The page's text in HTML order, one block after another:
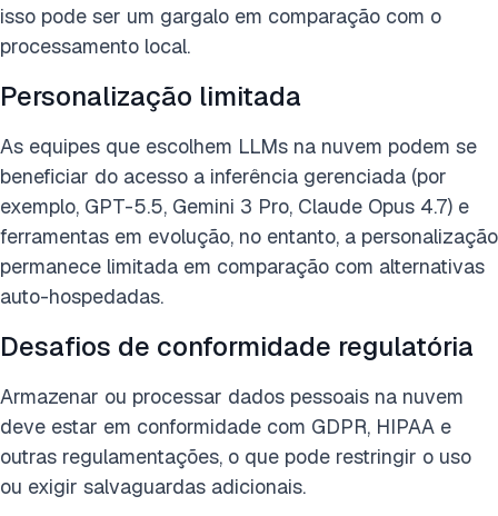
isso pode ser um gargalo em comparação com o
processamento local.
Personalização limitada
As equipes que escolhem LLMs na nuvem podem se
beneficiar do acesso a inferência gerenciada (por
exemplo, GPT-5.5, Gemini 3 Pro, Claude Opus 4.7) e
ferramentas em evolução, no entanto, a personalização
permanece limitada em comparação com alternativas
auto-hospedadas.
Desafios de conformidade regulatória
Armazenar ou processar dados pessoais na nuvem
deve estar em conformidade com GDPR, HIPAA e
outras regulamentações, o que pode restringir o uso
ou exigir salvaguardas adicionais.